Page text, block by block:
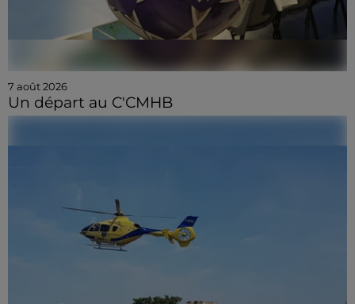
7 août 2026
Un départ au C'CMHB